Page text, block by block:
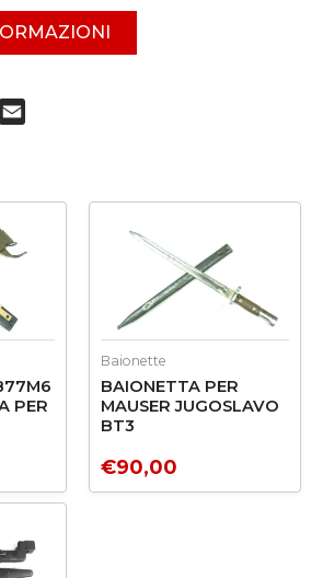
PER
Baionette
BAIONETTA PER
MAUSER JUGOSLAVO
BT3
€90,00